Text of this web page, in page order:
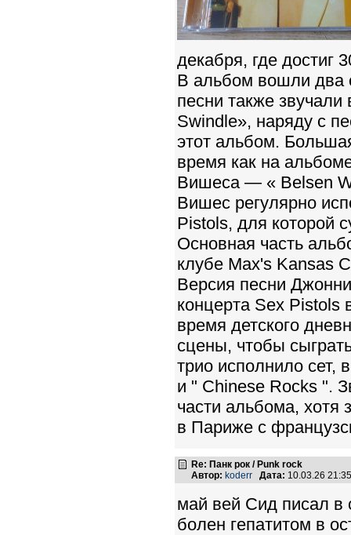
декабря, где достиг
В альбом вошли два
песни также
Swindle», наряду с
этот альбом.
время как на
Вишеса — « Belsen
Вишес регулярно
Pistols, для которой
Основная часть
клубе Max's Kansas
Версия песни
концерта Sex Pistols
время детского
сцены, чтобы
трио исполнило
и " Chinese Rocks ".
части альбома, хотя
в Париже с
Re: Панк рок / Punk rock
Автор: koderr Дата: 10.03.26
май вей Сид писал в
болен гепатитом в